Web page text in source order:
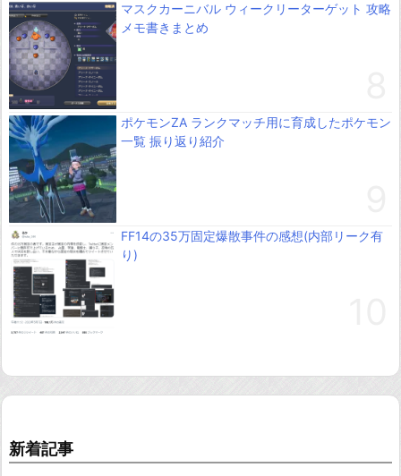
マスクカーニバル ウィークリーターゲット 攻略
メモ書きまとめ
ポケモンZA ランクマッチ用に育成したポケモン
一覧 振り返り紹介
FF14の35万固定爆散事件の感想(内部リーク有
り)
新着記事